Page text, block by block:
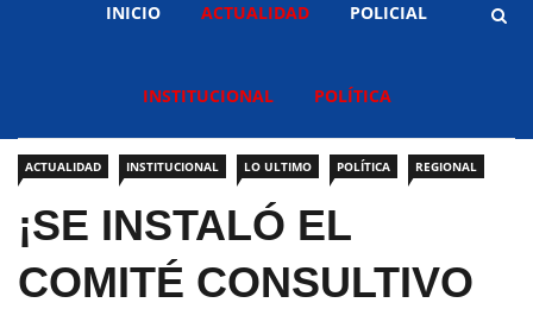
INICIO ACTUALIDAD POLICIAL
INSTITUCIONAL POLÍTICA
ACTUALIDAD INSTITUCIONAL LO ULTIMO POLÍTICA REGIONAL
¡SE INSTALÓ EL
COMITÉ CONSULTIVO